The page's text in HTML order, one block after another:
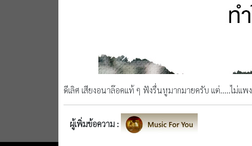
ดีเลิศ เสียงอนาล๊อคแท้ ๆ ฟังรื่นหูมากมายครับ แต่.....ไม่แพง
ผู้เพิ่มข้อความ :